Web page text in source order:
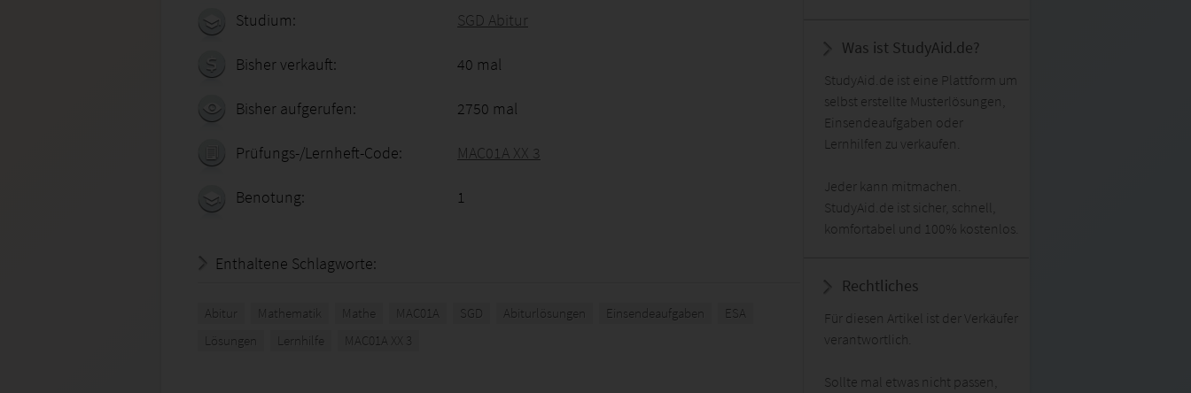
Studium: SGD Abitur
Bisher verkauft: 40 mal
Bisher aufgerufen: 2750 mal
Prüfungs-/Lernheft-Code: MAC01A XX 3
Benotung: 1
Enthaltene Schlagworte:
Abitur Mathematik Mathe MAC01A SGD Abiturlösungen Einsendeaufgaben
ESA
Lösungen
Lernhilfe MAC01A XX 3
Was ist StudyAid.de?
StudyAid.de ist eine Plattform um
selbst erstellte Musterlösungen,
Einsendeaufgaben oder
Lernhilfen zu verkaufen.
Jeder kann mitmachen.
StudyAid.de ist sicher, schnell,
komfortabel und 100% kostenlos.
Rechtliches
Für diesen Artikel ist der Verkäufer
verantwortlich.
Sollte mal etwas nicht passen,